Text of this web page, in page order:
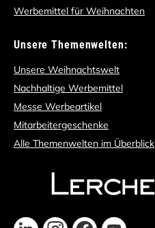
Werbemittel für Weihnachten
Unsere Themenwelten:
Unsere Weihnachtswelt
Nachhaltige Werbemittel
Messe Werbeartikel
Mitarbeitergeschenke
Alle Themenwelten im Überblick